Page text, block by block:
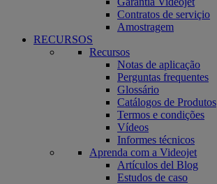
Contratos de serviçio
Amostragem
RECURSOS
Recursos
Notas de aplicação
Perguntas frequentes
Glossário
Catálogos de Produtos
Termos e condições
Vídeos
Informes técnicos
Aprenda com a Videojet
Artículos del Blog
Estudos de caso